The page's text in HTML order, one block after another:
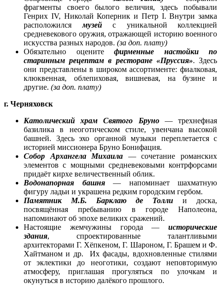
фрагменты своего былого величия, здесь побывали
Генрих IV, Николай Коперник и Петр I. Внутри замка
расположилсямузей
с уникальной коллекцией
средневекового оружия, отражающей историю военного
искусства разных народов. (за доп. плату)
Обязательно оцените фирменные настойки по
старинным рецептам в ресторане «Пруссия». Здесь
они представлены в широком ассортименте: фиалковая,
клюквенная, облепиховая, вишневая, на бузине и
другие. (за доп. плату)
г. Черняховск
Католический храм Святого Бруно— трехнефная
базилика в неоготическом стиле, увенчана высокой
башней. Здесь эхо органной музыки переплетается с
историей миссионера Бруно Бонифация.
Собор Архангела Михаила — сочетание романских
элементов с мощными средневековыми контрфорсами
придаёт кирхе величественный облик.
Водонапорная башня— напоминает шахматную
фигуру ладьи и украшена редким городским гербом.
Памятник М.Б. Барклаю де Толли
и доска,
посвящённая пребыванию в городе Наполеона,
напоминают об эпохе великих сражений.
Настоящие жемчужины города — исторические
здания, спроектированные талантливыми
архитекторами Г. Хёпкеном, Г. Шароном, Г. Брашем и Ф.
Хайтманом и др. Их фасады, вдохновленные стилями
от эклектики до неоготики, создают неповторимую
атмосферу, приглашая прогуляться по улочкам и
окунуться в историю далёкого прошлого.